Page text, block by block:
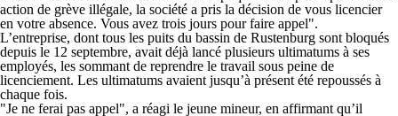
action de grève illégale, la société a pris la décision de vous licencier
en votre absence. Vous avez trois jours pour faire appel".
L’entreprise, dont tous les puits du bassin de Rustenburg sont bloqués
depuis le 12 septembre, avait déjà lancé plusieurs ultimatums à ses
employés, les sommant de reprendre le travail sous peine de
licenciement. Les ultimatums avaient jusqu’à présent été repoussés à
chaque fois.
"Je ne ferai pas appel", a réagi le jeune mineur, en affirmant qu’il